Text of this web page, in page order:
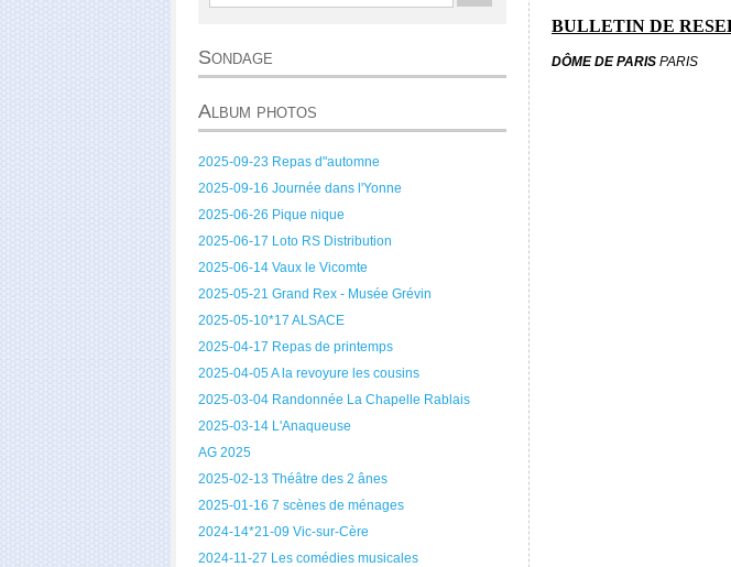
Sondage
Album photos
2025-09-23 Repas d"automne
2025-09-16 Journée dans l'Yonne
2025-06-26 Pique nique
2025-06-17 Loto RS Distribution
2025-06-14 Vaux le Vicomte
2025-05-21 Grand Rex - Musée Grévin
2025-05-10*17 ALSACE
2025-04-17 Repas de printemps
2025-04-05 A la revoyure les cousins
2025-03-04 Randonnée La Chapelle Rablais
2025-03-14 L'Anaqueuse
AG 2025
2025-02-13 Théâtre des 2 ânes
2025-01-16 7 scènes de ménages
2024-14*21-09 Vic-sur-Cère
2024-11-27 Les comédies musicales
BULLETIN DE
DÔME DE PARIS PARIS